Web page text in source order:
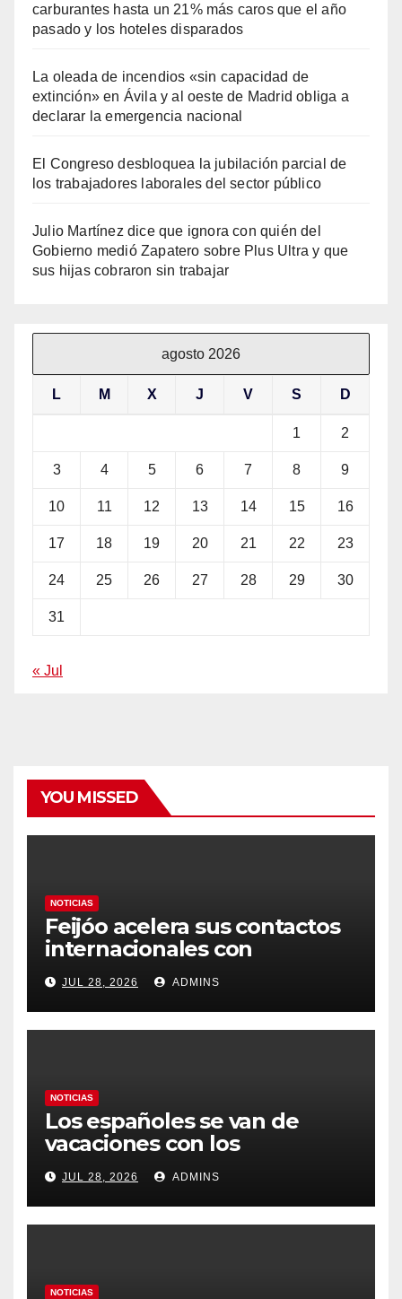
carburantes hasta un 21% más caros que el año
pasado y los hoteles disparados
La oleada de incendios «sin capacidad de
extinción» en Ávila y al oeste de Madrid obliga a
declarar la emergencia nacional
El Congreso desbloquea la jubilación parcial de
los trabajadores laborales del sector público
Julio Martínez dice que ignora con quién del
Gobierno medió Zapatero sobre Plus Ultra y que
sus hijas cobraron sin trabajar
agosto 2026
L M X J V S D
1 2
3 4 5 6 7 8 9
10 11 12 13 14 15 16
17 18 19 20 21 22 23
24 25 26 27 28 29 30
31
« Jul
YOU MISSED
NOTICIAS
Feijóo acelera sus contactos
internacionales con
Latinoamérica como socio
prioritario en su agenda de
gobierno
JUL 28, 2026 ADMINS
NOTICIAS
Los españoles se van de
vacaciones con los
carburantes hasta un 21%
más caros que el año pasado
y los hoteles disparados
JUL 28, 2026 ADMINS
NOTICIAS